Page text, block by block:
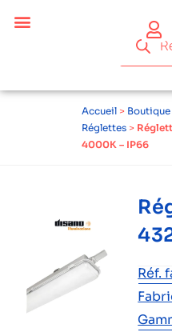
Accueil > Boutique
Réglettes >
4000K – IP66
Réf.